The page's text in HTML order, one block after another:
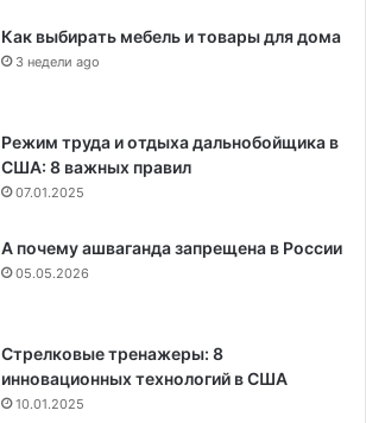
Как выбирать мебель и товары для дома
3 недели ago
Режим труда и отдыха дальнобойщика в
США: 8 важных правил
07.01.2025
А почему ашваганда запрещена в России
05.05.2026
Стрелковые тренажеры: 8
инновационных технологий в США
10.01.2025